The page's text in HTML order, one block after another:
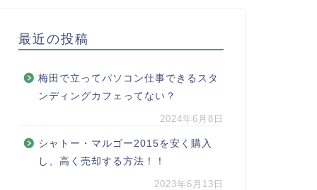
最近の投稿
梅田で立ってパソコン仕事できるスタ
ンディングカフェってない？
2024年6月8日
シャトー・マルゴー2015を安く購入
し、高く売却する方法！！
2023年6月13日